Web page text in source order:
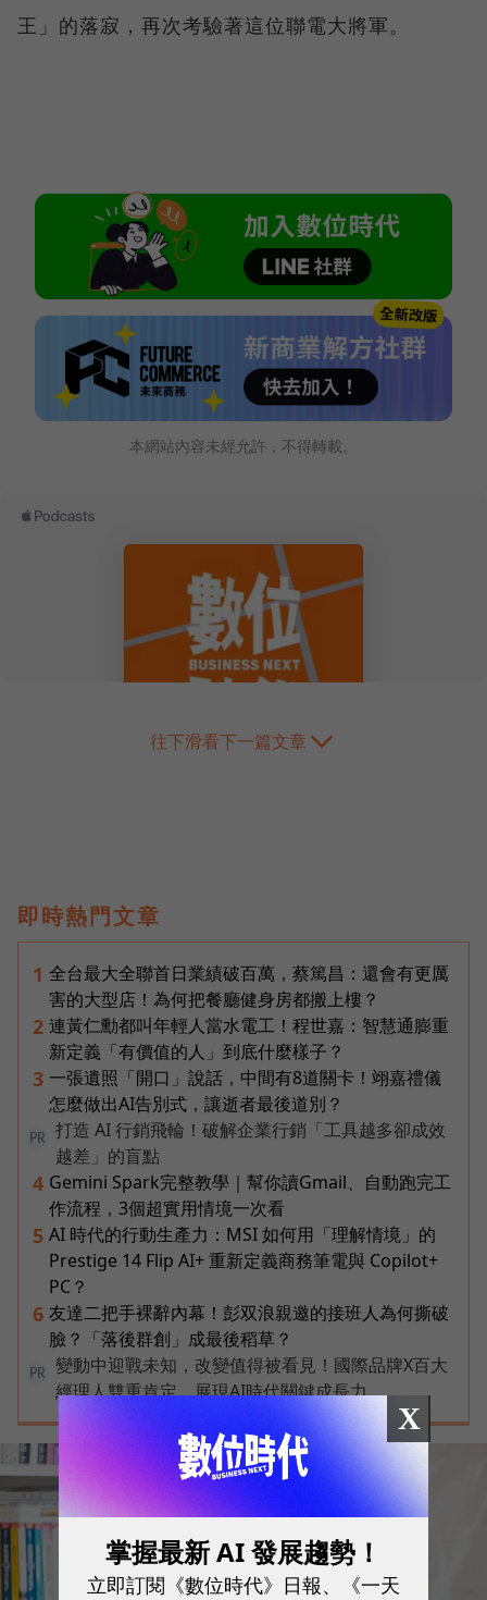
王」的落寂，再次考驗著這位聯電大將軍。
本網站內容未經允許，不得轉載。
往下滑看下一篇文章
即時熱門文章
1 全台最大全聯首日業績破百萬，蔡篤昌：還會有更厲
害的大型店！為何把餐廳健身房都搬上樓？
2 連黃仁勳都叫年輕人當水電工！程世嘉：智慧通膨重
新定義「有價值的人」到底什麼樣子？
3 一張遺照「開口」說話，中間有8道關卡！翊嘉禮儀
怎麼做出AI告別式，讓逝者最後道別？
PR
打造 AI 行銷飛輪！破解企業行銷「工具越多卻成效
越差」的盲點
4 Gemini Spark完整教學｜幫你讀Gmail、自動跑完工
作流程，3個超實用情境一次看
5 AI 時代的行動生產力：MSI 如何用「理解情境」的
Prestige 14 Flip AI+ 重新定義商務筆電與 Copilot+
PC？
6 友達二把手裸辭內幕！彭双浪親邀的接班人為何撕破
臉？「落後群創」成最後稻草？
PR
變動中迎戰未知，改變值得被看見！國際品牌X百大
經理人雙重肯定，展現AI時代關鍵成長力
X
掌握最新 AI 發展趨勢！
立即訂閱《數位時代》日報、《一天